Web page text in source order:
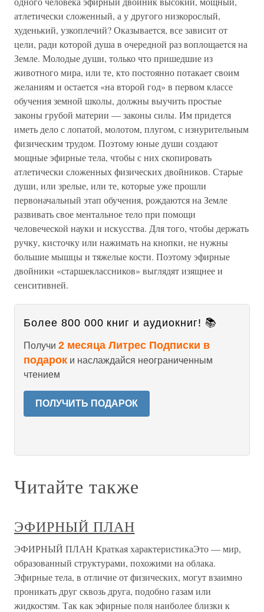
атлетически сложенный, а у другого низкорослый,
худенький, узкоплечий? Оказывается, все зависит от
цели, ради которой душа в очередной раз воплощается на
Земле. Молодые души, только что пришедшие из
животного мира, или те, кто постоянно потакает своим
желаниям и остается «на второй год» в первом классе
обучения земной школы, должны выучить простые
законы грубой материи — законы силы. Им придется
иметь дело с лопатой, молотом, плугом, с изнурительным
физическим трудом. Поэтому юные души создают
мощные эфирные тела, чтобы с них скопировать
атлетически сложенных физических двойников. Старые
души, или зрелые, или те, которые уже прошли
первоначальный этап обучения, рождаются на Земле
развивать свое ментальное тело при помощи
человеческой науки и искусства. Для того, чтобы держать
ручку, кисточку или нажимать на кнопки, не нужны
большие мышцы и тяжелые кости. Поэтому эфирные
двойники «старшеклассников» выглядят изящнее и
сенситивней.
Более 800 000 книг и аудиокниг! 📚
Получи 2 месяца Литрес Подписки в
подарок и наслаждайся неограниченным
чтением
ПОЛУЧИТЬ ПОДАРОК
Читайте также
ЭФИРНЫЙ ПЛАН
ЭФИРНЫЙ ПЛАН Краткая характеристикаЭто — мир,
образованный структурами, похожими на облака.
Эфирные тела, в отличие от физических, могут взаимно
проникать друг сквозь друга, подобно газам или
жидкостям. Так как эфирные поля наиболее близки к